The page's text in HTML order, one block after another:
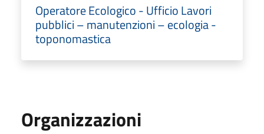
Operatore Ecologico - Ufficio Lavori
pubblici – manutenzioni – ecologia -
toponomastica
Organizzazioni